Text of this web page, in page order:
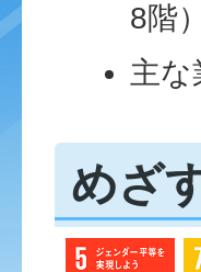
8階）
主な
めざ